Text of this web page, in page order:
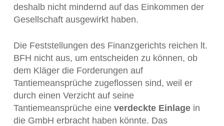
deshalb nicht mindernd auf das Einkommen der
Gesellschaft ausgewirkt haben.
Die Feststellungen des Finanzgerichts reichen lt.
BFH nicht aus, um entscheiden zu können, ob
dem Kläger die Forderungen auf
Tantiemeansprüche zugeflossen sind, weil er
durch einen Verzicht auf seine
Tantiemeansprüche eine verdeckte Einlagein
die GmbH erbracht haben könnte. Das